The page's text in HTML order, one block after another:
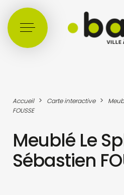
Accueil > Carte interactive >
FOUSSE
Meublé Le
Sébastien